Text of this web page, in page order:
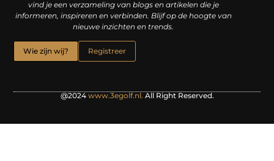
vind je een verzameling van blogs en artikelen die je
informeren, inspireren en verbinden. Blijf op de hoogte van
nieuwe inzichten en trends.
Wie zijn wij? Registreer
@2024www.3egolf.nl.All Right Reserved.